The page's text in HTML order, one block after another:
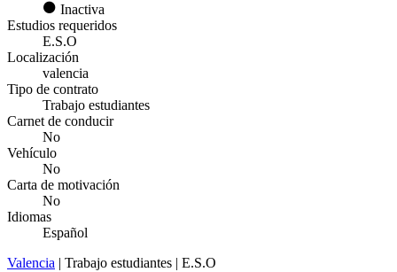
Inactiva
Estudios requeridos
E.S.O
Localización
valencia
Tipo de contrato
Trabajo estudiantes
Carnet de conducir
No
Vehículo
No
Carta de motivación
No
Idiomas
Español
Valencia | Trabajo estudiantes | E.S.O